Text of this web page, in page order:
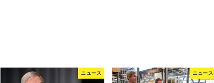
ニュース ニュース